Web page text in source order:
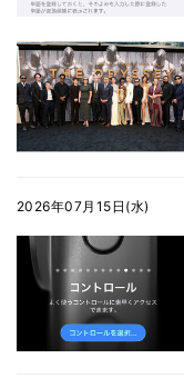
2026年07月15日(水)